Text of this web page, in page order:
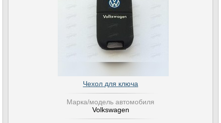
Чехол для ключа
Марка/модель автомобиля
Volkswagen